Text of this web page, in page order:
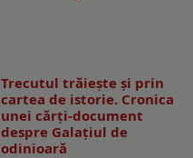
Trecutul trăiește și prin
cartea de istorie. Cronica
unei cărți-document
despre Galațiul de
odinioară